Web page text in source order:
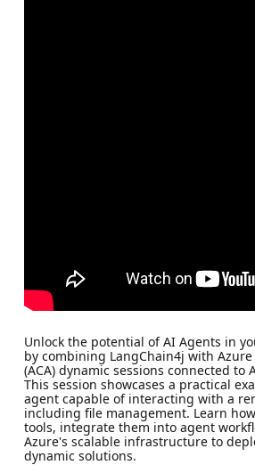
Unlock the potential of AI Agents in
by combining LangChain4j with
(ACA) dynamic sessions connected to
This session showcases a practical
agent capable of interacting with a
including file management. Learn
tools, integrate them into agent
Azure's scalable infrastructure to
dynamic solutions.